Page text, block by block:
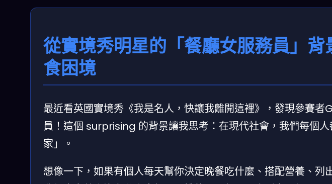
從實境秀明星的「餐廳女服務員」
食困境
最近看英國實境秀《我是名人，快讓我離開這裡》，發現參賽
員！這個 surprising 的背景讓我思考：在現代社會，我們每個
家」。
想像一下，如果有個人每天幫你決定晚餐吃什麼、搭配營養、列